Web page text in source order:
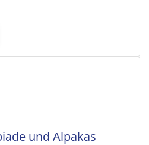
und Alpakas